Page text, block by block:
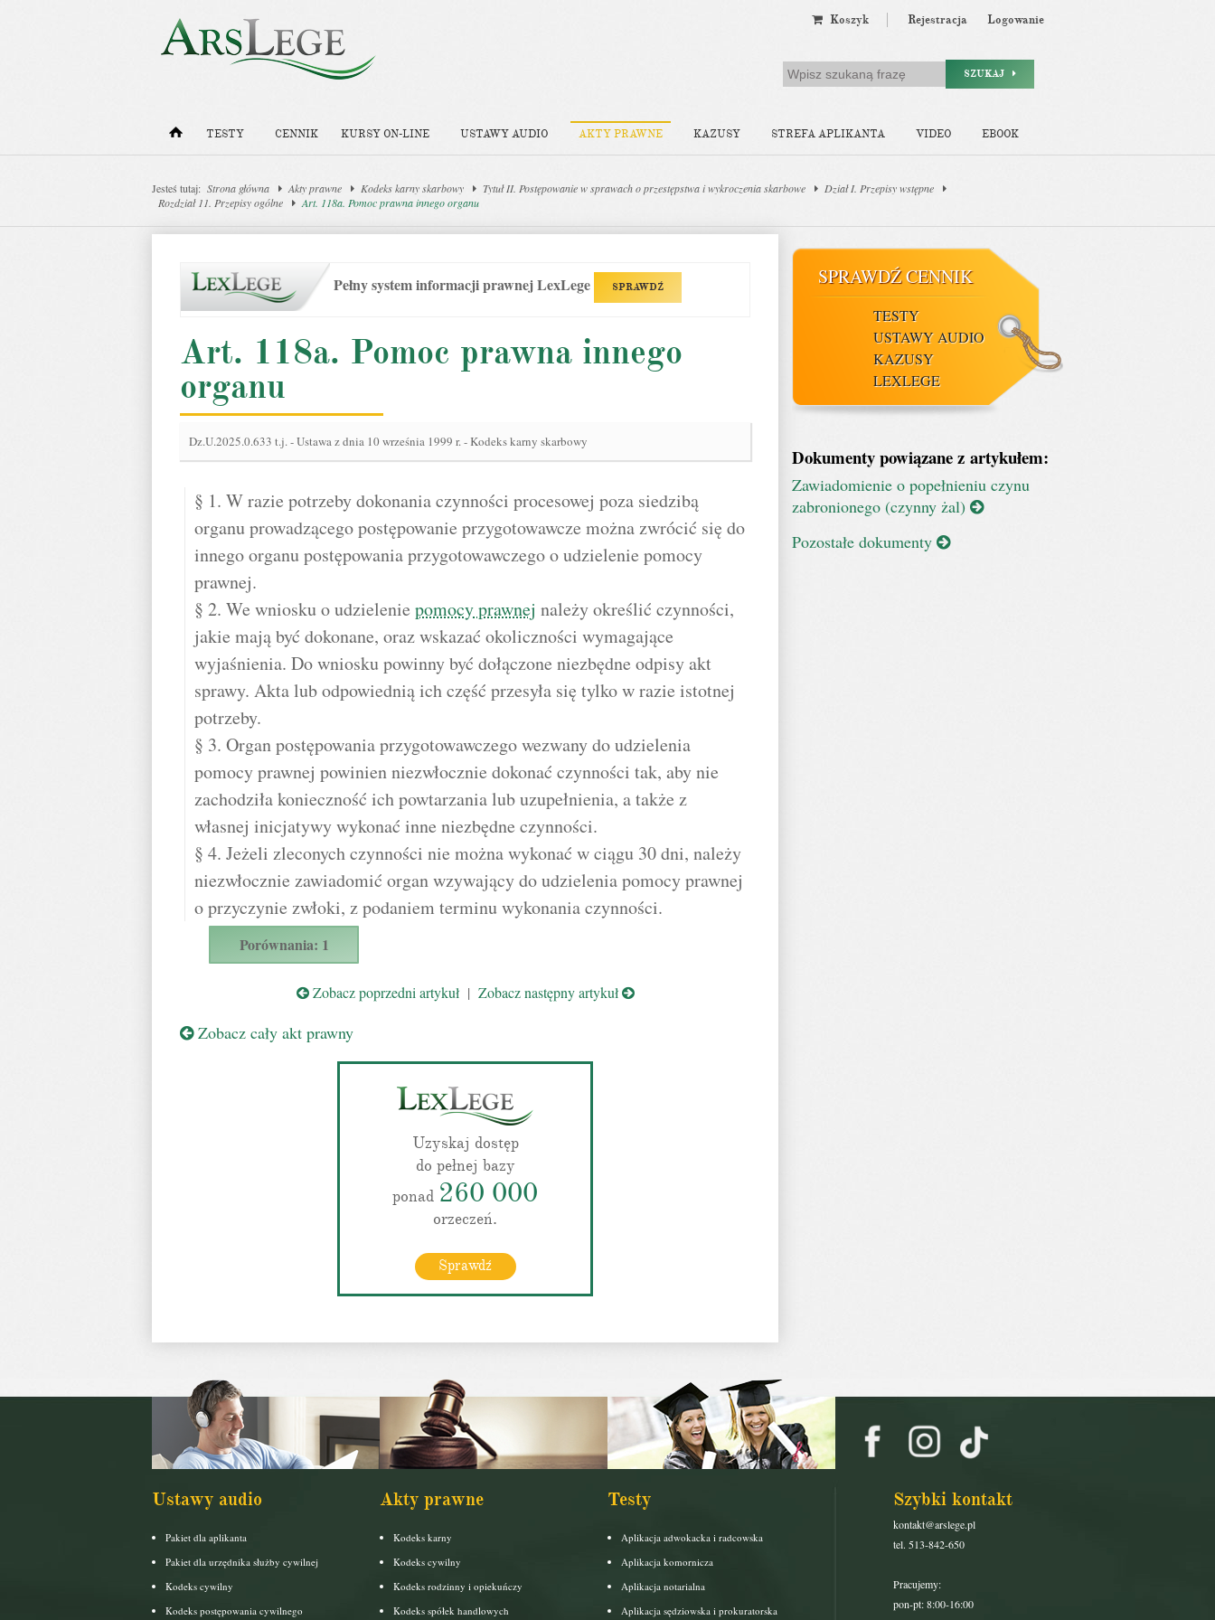
Koszyk Rejestracja Logowanie
SZUKAJ
TESTY CENNIK KURSY ON-LINE USTAWY AUDIO AKTY PRAWNE KAZUSY STREFA APLIKANTA VIDEO EBOOK
Jesteś tutaj: Strona główna Akty prawne Kodeks karny skarbowy Tytuł II. Postępowanie w sprawach o przestępstwa i wykroczenia skarbowe
Dział I. Przepisy wstępne
Rozdział 11. Przepisy ogólne
Art. 118a. Pomoc prawna innego organu
Pełny system informacji prawnej LexLege SPRAWDŹ
Art. 118a. Pomoc prawna innego
organu
Dz.U.2025.0.633 t.j.-Ustawa z dnia 10 września 1999 r. - Kodeks karny skarbowy
§ 1. W razie potrzeby dokonania czynności procesowej poza siedzibą
organu prowadzącego postępowanie przygotowawcze można zwrócić się do
innego organu postępowania przygotowawczego o udzielenie pomocy
prawnej.
§ 2. We wniosku o udzielenie pomocy prawnej należy określić czynności,
jakie mają być dokonane, oraz wskazać okoliczności wymagające
wyjaśnienia. Do wniosku powinny być dołączone niezbędne odpisy akt
sprawy. Akta lub odpowiednią ich część przesyła się tylko w razie istotnej
potrzeby.
§ 3. Organ postępowania przygotowawczego wezwany do udzielenia
pomocy prawnej powinien niezwłocznie dokonać czynności tak, aby nie
zachodziła konieczność ich powtarzania lub uzupełnienia, a także z
własnej inicjatywy wykonać inne niezbędne czynności.
§ 4. Jeżeli zleconych czynności nie można wykonać w ciągu 30 dni, należy
niezwłocznie zawiadomić organ wzywający do udzielenia pomocy prawnej
o przyczynie zwłoki, z podaniem terminu wykonania czynności.
Porównania: 1
Zobacz poprzedni artykuł| Zobacz następny artykuł
Zobacz cały akt prawny
Uzyskaj dostęp
do pełnej bazy
ponad 260 000
orzeczeń.
Sprawdź
SPRAWDŹ CENNIK
TESTY
USTAWY AUDIO
KAZUSY
LEXLEGE
Dokumenty powiązane z artykułem:
Zawiadomienie o popełnieniu czynu
zabronionego (czynny żal)
Pozostałe dokumenty
Ustawy audio
Pakiet dla aplikanta
Pakiet dla urzędnika służby cywilnej
Kodeks cywilny
Kodeks postępowania cywilnego
Akty prawne
Kodeks karny
Kodeks cywilny
Kodeks rodzinny i opiekuńczy
Kodeks spółek handlowych
Testy
Aplikacja adwokacka i radcowska
Aplikacja komornicza
Aplikacja notarialna
Aplikacja sędziowska i prokuratorska
Szybki kontakt
kontakt@arslege.pl
tel. 513-842-650
Pracujemy:
pon-pt: 8:00-16:00